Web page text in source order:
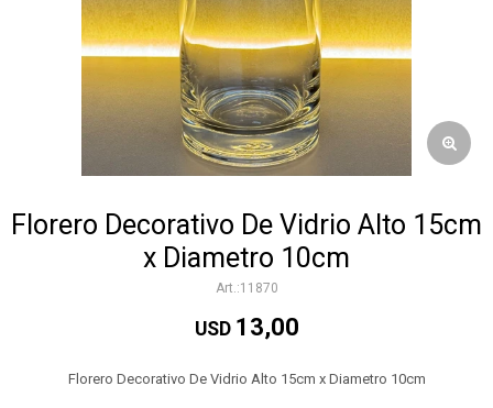
Florero Decorativo De Vidrio Alto 15cm
x Diametro 10cm
11870
USD 13,00
Florero Decorativo De Vidrio Alto 15cm x Diametro 10cm